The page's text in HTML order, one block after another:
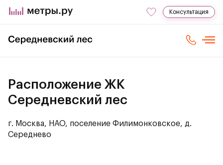
Консультация
Расположение ЖК
Середневский лес
г. Москва, НАО, поселение Филимонковское, д.
Середнево